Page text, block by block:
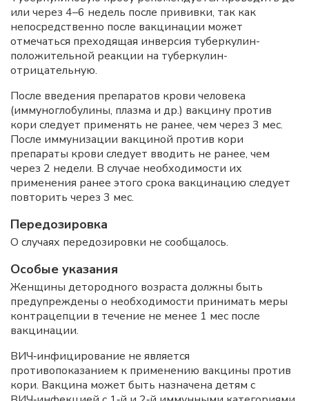
или через 4–6 недель после прививки, так как
непосредственно после вакцинации может
отмечаться преходящая инверсия туберкулин-
положительной реакции на туберкулин-
отрицательную.
После введения препаратов крови человека
(иммуноглобулины, плазма и др.) вакцину против
кори следует применять не ранее, чем через 3 мес.
После иммунизации вакциной против кори
препараты крови следует вводить не ранее, чем
через 2 недели. В случае необходимости их
применения ранее этого срока вакцинацию следует
повторить через 3 мес.
Передозировка
О случаях передозировки не сообщалось.
Особые указания
Женщины детородного возраста должны быть
предупреждены о необходимости принимать меры
контрацепции в течение не менее 1 мес после
вакцинации.
ВИЧ‑инфицирование не является
противопоказанием к применению вакцины против
кори. Вакцина может быть назначена детям с